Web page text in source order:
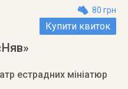
80 грн
Купити квиток
естрадних мініатюр